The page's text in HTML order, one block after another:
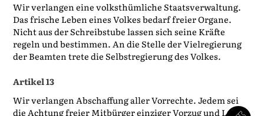
Wir verlangen eine volksthümliche Staatsverwaltung.
Das frische Leben eines Volkes bedarf freier Organe.
Nicht aus der Schreibstube lassen sich seine Kräfte
regeln und bestimmen. An die Stelle der Vielregierung
der Beamten trete die Selbstregierung des Volkes.
Artikel 13
Wir verlangen Abschaffung aller Vorrechte. Jedem sei
die Achtung freier Mitbürger einziger Vorzug und Lohn.